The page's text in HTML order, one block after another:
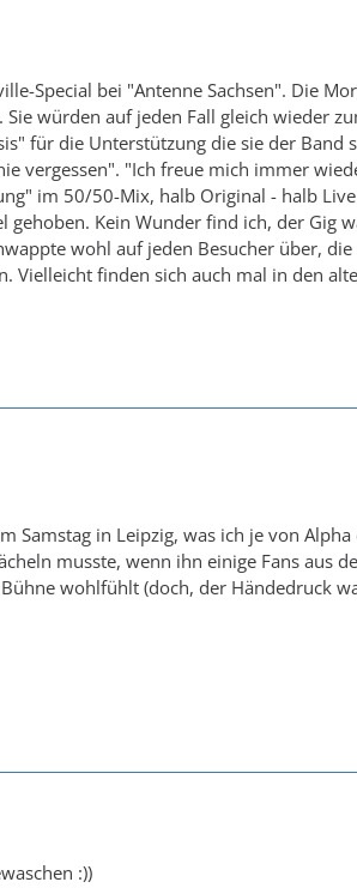
Special bei "Antenne Sachsen". Die
würden auf jeden Fall gleich wieder
für die Unterstützung die sie der Band
vergessen". "Ich freue mich immer
im 50/50-Mix, halb Original - halb
Kein Wunder find ich, der Gig
wohl auf jeden Besucher über,
Vielleicht finden sich auch mal in den
Samstag in Leipzig, was ich je von
musste, wenn ihn einige Fans aus
wohlfühlt (doch, der Händedruck
:))